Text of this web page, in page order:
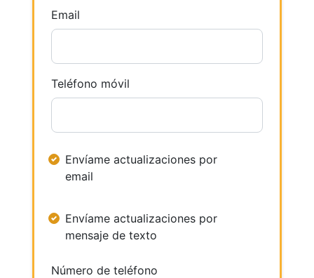
Email
Teléfono móvil
Envíame actualizaciones por
email
Envíame actualizaciones por
mensaje de texto
Número de teléfono